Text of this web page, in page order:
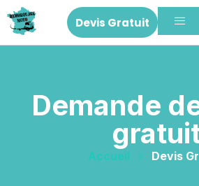
Devis Gratuit
Demande
Accueil » Devis